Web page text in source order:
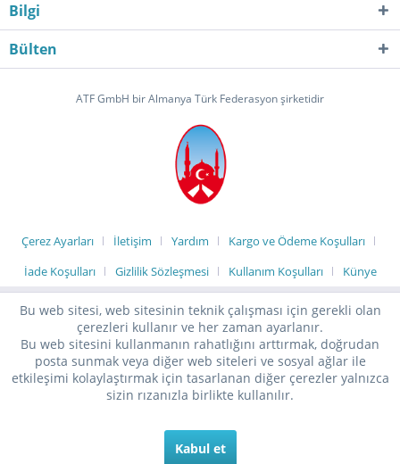
Bilgi
Bülten
ATF GmbH bir Almanya Türk Federasyon şirketidir
Çerez Ayarları İletişim Yardım
Kargo ve Ödeme Koşulları
İade Koşulları
Gizlilik Sözleşmesi Kullanım Koşulları Künye
Bu web sitesi, web sitesinin teknik çalışması için gerekli olan
çerezleri kullanır ve her zaman ayarlanır.
Bu web sitesini kullanmanın rahatlığını arttırmak, doğrudan
posta sunmak veya diğer web siteleri ve sosyal ağlar ile
etkileşimi kolaylaştırmak için tasarlanan diğer çerezler yalnızca
sizin rızanızla birlikte kullanılır.
Kabul et